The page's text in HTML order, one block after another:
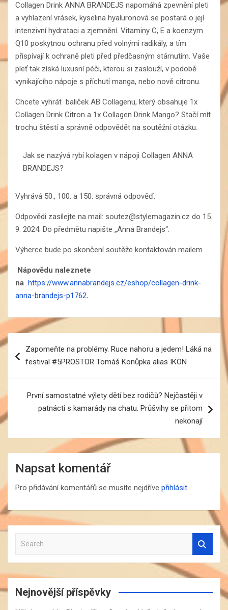
Collagen Drink ANNA BRANDEJS napomáhá zpevnění pleti
a vyhlazení vrásek, kyselina hyaluronová se postará o její
intenzivní hydrataci a zjemnění. Vitaminy C, E a koenzym
Q10 poskytnou ochranu před volnými radikály, a tím
přispívají k ochraně pleti před předčasným stárnutím. Vaše
pleť tak získá luxusní péči, kterou si zaslouží, v podobě
vynikajícího nápoje s příchutí manga, nebo nově citronu.
Chcete vyhrát baliček AB Collagenu, který obsahuje 1x
Collagen Drink Citron a 1x Collagen Drink Mango? Stačí mít
trochu štěstí a správně odpovědět na soutěžní otázku.
Jak se nazývá rybí kolagen v nápoji Collagen ANNA
BRANDEJS?
Vyhrává 50., 100. a 150. správná odpověď.
Odpovědi zasílejte na mail: soutez@stylemagazin.cz do 15.
9. 2024. Do předmětu napište „Anna Brandejs“.
Výherce bude po skončení soutěže kontaktován mailem.
Nápovědu naleznete
na https://www.annabrandejs.cz/eshop/collagen-drink-
anna-brandejs-p1762.
Navigace
proZapomeňte na problémy. Ruce nahoru a jedem! Láká na
festival #5PROSTOR Tomáš Konůpka alias IKON
První samostatné výlety dětí bez rodičů? Nejčastěji v
patnácti s kamarády na chatu. Průšvihy se přitom
nekonají
Napsat komentář
Pro přidávání komentářů se musíte nejdříve přihlásit.
a
r
c
Nejnovější příspěvky